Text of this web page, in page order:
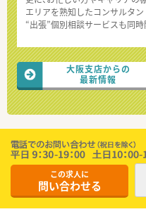
エリアを熟知したコンサルタン
“出張”個別相談サービスも同時
大阪支店からの
最新情報
この求人に
問い合わせる